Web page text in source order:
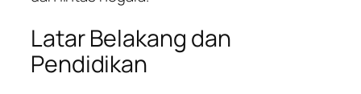
Latar Belakang dan
Pendidikan